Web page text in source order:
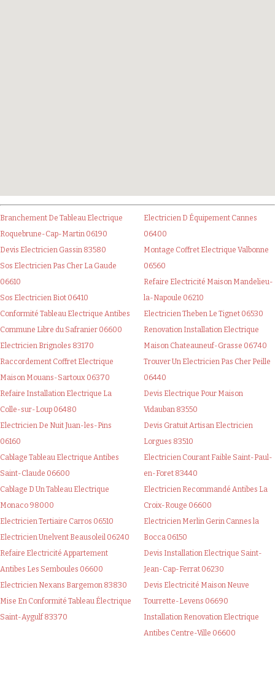
Branchement De Tableau Electrique
Roquebrune-Cap-Martin 06190
Devis Electricien Gassin 83580
Sos Electricien Pas Cher La Gaude
06610
Sos Electricien Biot 06410
Conformité Tableau Electrique Antibes
Commune Libre du Safranier 06600
Electricien Brignoles 83170
Raccordement Coffret Electrique
Maison Mouans-Sartoux 06370
Refaire Installation Electrique La
Colle-sur-Loup 06480
Electricien De Nuit Juan-les-Pins
06160
Cablage Tableau Electrique Antibes
Saint-Claude 06600
Cablage D Un Tableau Electrique
Monaco 98000
Electricien Tertiaire Carros 06510
Electricien Unelvent Beausoleil 06240
Refaire Electricité Appartement
Antibes Les Semboules 06600
Electricien Nexans Bargemon 83830
Mise En Conformité Tableau Électrique
Saint-Aygulf 83370
Electricien D Équipement Cannes
06400
Montage Coffret Electrique Valbonne
06560
Refaire Electricité Maison Mandelieu-
la-Napoule 06210
Electricien Theben Le Tignet 06530
Renovation Installation Electrique
Maison Chateauneuf-Grasse 06740
Trouver Un Electricien Pas Cher Peille
06440
Devis Electrique Pour Maison
Vidauban 83550
Devis Gratuit Artisan Electricien
Lorgues 83510
Electricien Courant Faible Saint-Paul-
en-Foret 83440
Electricien Recommandé Antibes La
Croix-Rouge 06600
Electricien Merlin Gerin Cannes la
Bocca 06150
Devis Installation Electrique Saint-
Jean-Cap-Ferrat 06230
Devis Electricité Maison Neuve
Tourrette-Levens 06690
Installation Renovation Electrique
Antibes Centre-Ville 06600